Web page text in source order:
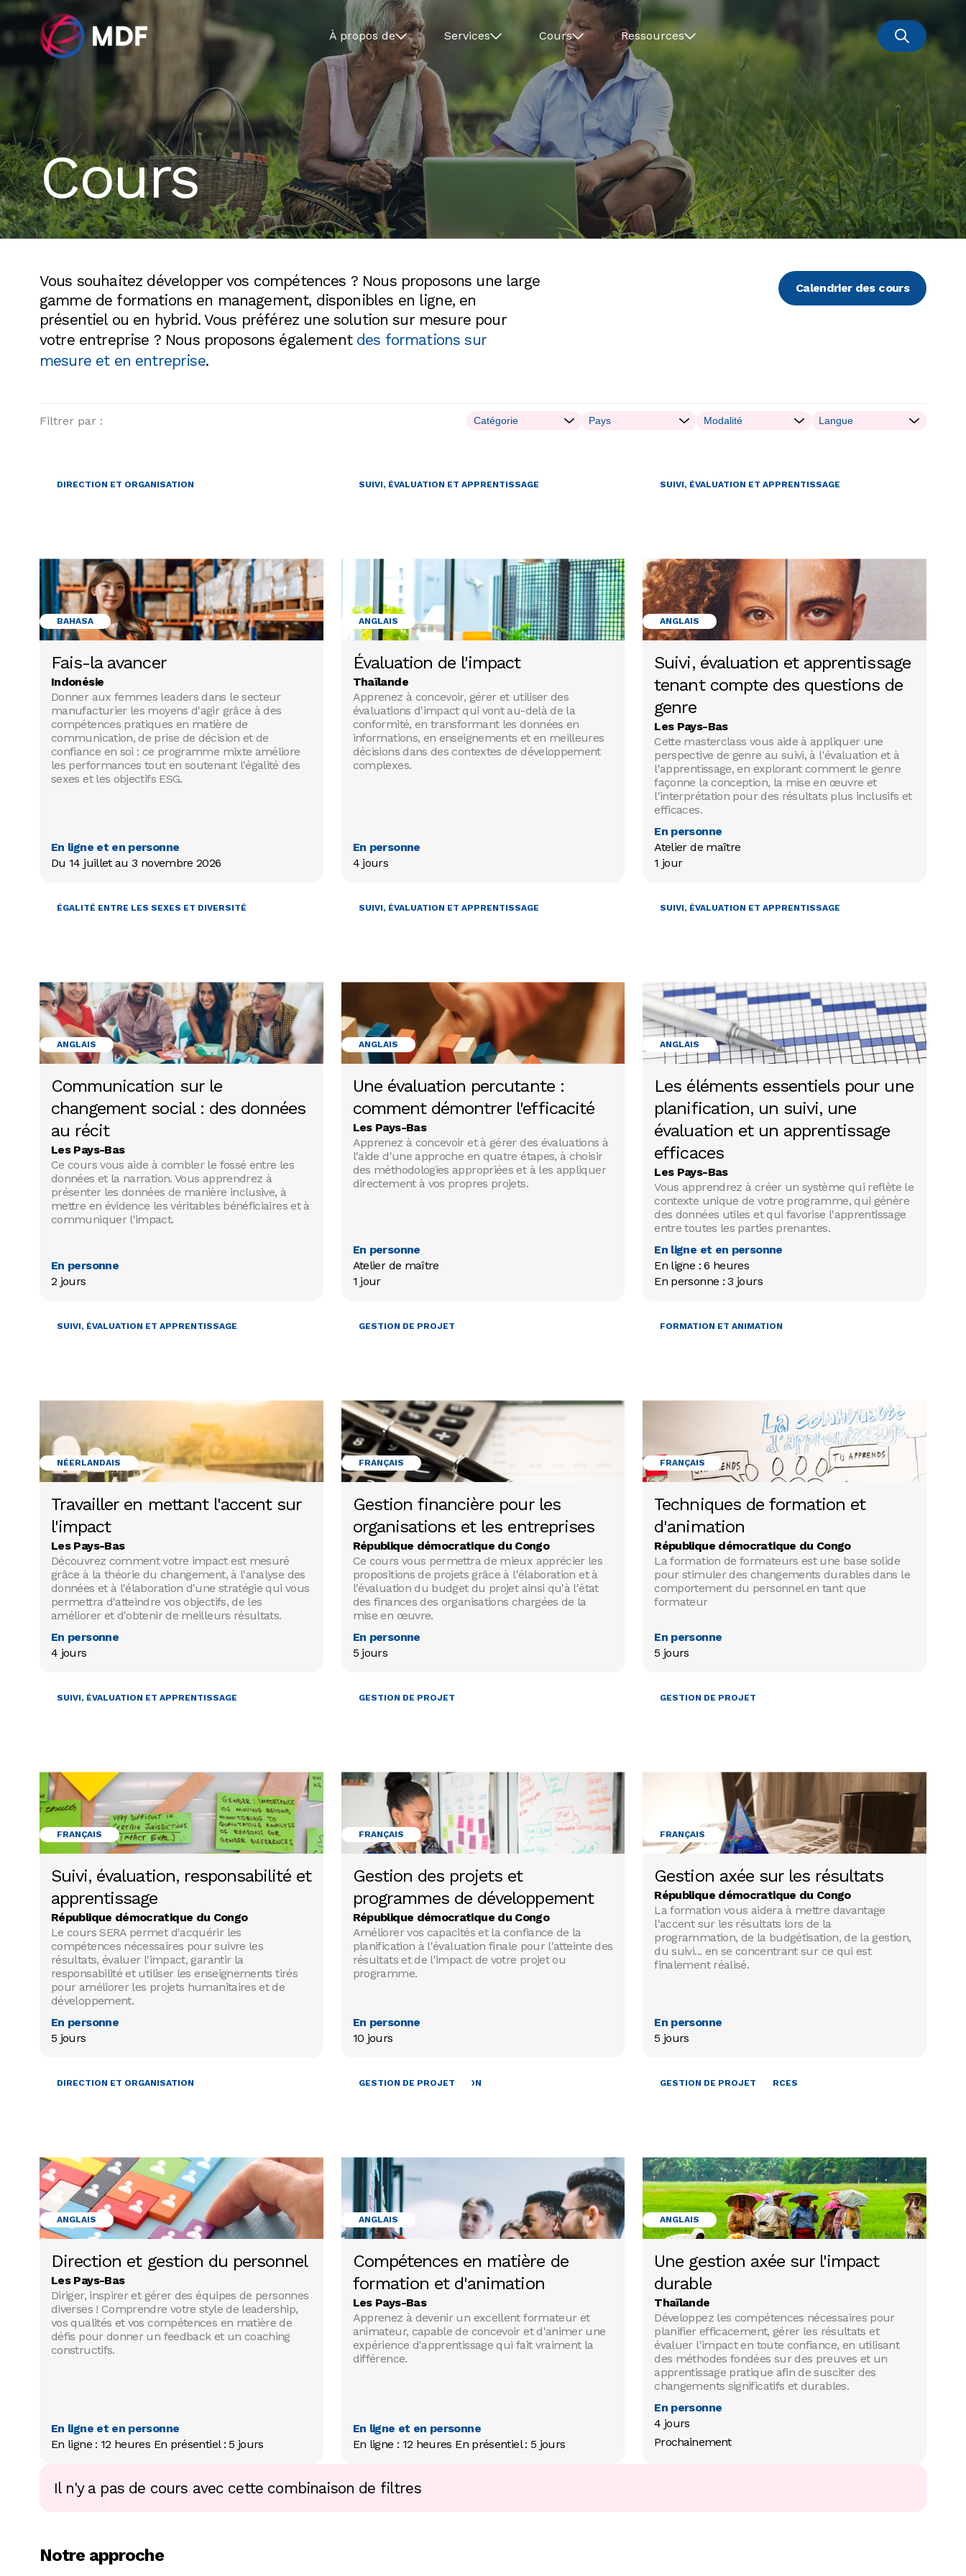
À propos de Services Cours Ressources
Cours
Vous souhaitez développer vos compétences ? Nous proposons une large
gamme de formations en management, disponibles en ligne, en
présentiel ou en hybrid. Vous préférez une solution sur mesure pour
votre entreprise ? Nous proposons également des formations sur
mesure et en entreprise.
Calendrier des cours
Filtrer par :
DIRECTION ET ORGANISATION
BAHASA
Fais-la avancer
Indonésie
Donner aux femmes leaders dans le secteur
manufacturier les moyens d'agir grâce à des
compétences pratiques en matière de
communication, de prise de décision et de
confiance en soi : ce programme mixte améliore
les performances tout en soutenant l'égalité des
sexes et les objectifs ESG.
En ligne et en personne
Du 14 juillet au 3 novembre 2026
MOBILISER LES RESSOURCES
GESTION DE PROJET
ANGLAIS
Une gestion axée sur l'impact
durable
Thaïlande
Développez les compétences nécessaires pour
planifier efficacement, gérer les résultats et
évaluer l'impact en toute confiance, en utilisant
des méthodes fondées sur des preuves et un
apprentissage pratique afin de susciter des
changements significatifs et durables.
En personne
4 jours
Prochainement
SUIVI, ÉVALUATION ET APPRENTISSAGE
ANGLAIS
Évaluation de l'impact
Thaïlande
Apprenez à concevoir, gérer et utiliser des
évaluations d'impact qui vont au-delà de la
conformité, en transformant les données en
informations, en enseignements et en meilleures
décisions dans des contextes de développement
complexes.
En personne
4 jours
ÉGALITÉ ENTRE LES SEXES ET DIVERSITÉ
SUIVI, ÉVALUATION ET APPRENTISSAGE
ANGLAIS
Suivi, évaluation et apprentissage
tenant compte des questions de
genre
Les Pays-Bas
Cette masterclass vous aide à appliquer une
perspective de genre au suivi, à l'évaluation et à
l'apprentissage, en explorant comment le genre
façonne la conception, la mise en œuvre et
l'interprétation pour des résultats plus inclusifs et
efficaces.
En personne
Atelier de maître
1 jour
MOBILISER LES RESSOURCES
ÉGALITÉ ENTRE LES SEXES ET DIVERSITÉ
ANGLAIS
Communication sur le
changement social : des données
au récit
Les Pays-Bas
Ce cours vous aide à combler le fossé entre les
données et la narration. Vous apprendrez à
présenter les données de manière inclusive, à
mettre en évidence les véritables bénéficiaires et à
communiquer l'impact.
En personne
2 jours
SUIVI, ÉVALUATION ET APPRENTISSAGE
ANGLAIS
Une évaluation percutante :
comment démontrer l'efficacité
Les Pays-Bas
Apprenez à concevoir et à gérer des évaluations à
l'aide d'une approche en quatre étapes, à choisir
des méthodologies appropriées et à les appliquer
directement à vos propres projets.
En personne
Atelier de maître
1 jour
SUIVI, ÉVALUATION ET APPRENTISSAGE
ANGLAIS
Les éléments essentiels pour une
planification, un suivi, une
évaluation et un apprentissage
efficaces
Les Pays-Bas
Vous apprendrez à créer un système qui reflète le
contexte unique de votre programme, qui génère
des données utiles et qui favorise l'apprentissage
entre toutes les parties prenantes.
En ligne et en personne
En ligne : 6 heures
En personne : 3 jours
GESTION DE PROJET
SUIVI, ÉVALUATION ET APPRENTISSAGE
NÉERLANDAIS
Travailler en mettant l'accent sur
l'impact
Les Pays-Bas
Découvrez comment votre impact est mesuré
grâce à la théorie du changement, à l'analyse des
données et à l'élaboration d'une stratégie qui vous
permettra d'atteindre vos objectifs, de les
améliorer et d'obtenir de meilleurs résultats.
En personne
4 jours
GESTION DE PROJET
FRANÇAIS
Gestion financière pour les
organisations et les entreprises
République démocratique du Congo
Ce cours vous permettra de mieux apprécier les
propositions de projets grâce à l'élaboration et à
l'évaluation du budget du projet ainsi qu'à l'état
des finances des organisations chargées de la
mise en œuvre.
En personne
5 jours
FORMATION ET ANIMATION
FRANÇAIS
Techniques de formation et
d'animation
République démocratique du Congo
La formation de formateurs est une base solide
pour stimuler des changements durables dans le
comportement du personnel en tant que
formateur
En personne
5 jours
SUIVI, ÉVALUATION ET APPRENTISSAGE
FRANÇAIS
Suivi, évaluation, responsabilité et
apprentissage
République démocratique du Congo
Le cours SERA permet d'acquérir les
compétences nécessaires pour suivre les
résultats, évaluer l'impact, garantir la
responsabilité et utiliser les enseignements tirés
pour améliorer les projets humanitaires et de
développement.
En personne
5 jours
GESTION DE PROJET
FRANÇAIS
Gestion des projets et
programmes de développement
République démocratique du Congo
Améliorer vos capacités et la confiance de la
planification à l'évaluation finale pour l'atteinte des
résultats et de l'impact de votre projet ou
programme.
En personne
10 jours
GESTION DE PROJET
FRANÇAIS
Gestion axée sur les résultats
République démocratique du Congo
La formation vous aidera à mettre davantage
l'accent sur les résultats lors de la
programmation, de la budgétisation, de la gestion,
du suivi... en se concentrant sur ce qui est
finalement réalisé.
En personne
5 jours
DIRECTION ET ORGANISATION
ANGLAIS
Direction et gestion du personnel
Les Pays-Bas
Diriger, inspirer et gérer des équipes de personnes
diverses ! Comprendre votre style de leadership,
vos qualités et vos compétences en matière de
défis pour donner un feedback et un coaching
constructifs.
En ligne et en personne
En ligne : 12 heures En présentiel : 5 jours
FORMATION ET ANIMATION
GESTION DE PROJET
ANGLAIS
Compétences en matière de
formation et d'animation
Les Pays-Bas
Apprenez à devenir un excellent formateur et
animateur, capable de concevoir et d'animer une
expérience d'apprentissage qui fait vraiment la
différence.
En ligne et en personne
En ligne : 12 heures En présentiel : 5 jours
Il n'y a pas de cours avec cette combinaison de filtres
Notre approche